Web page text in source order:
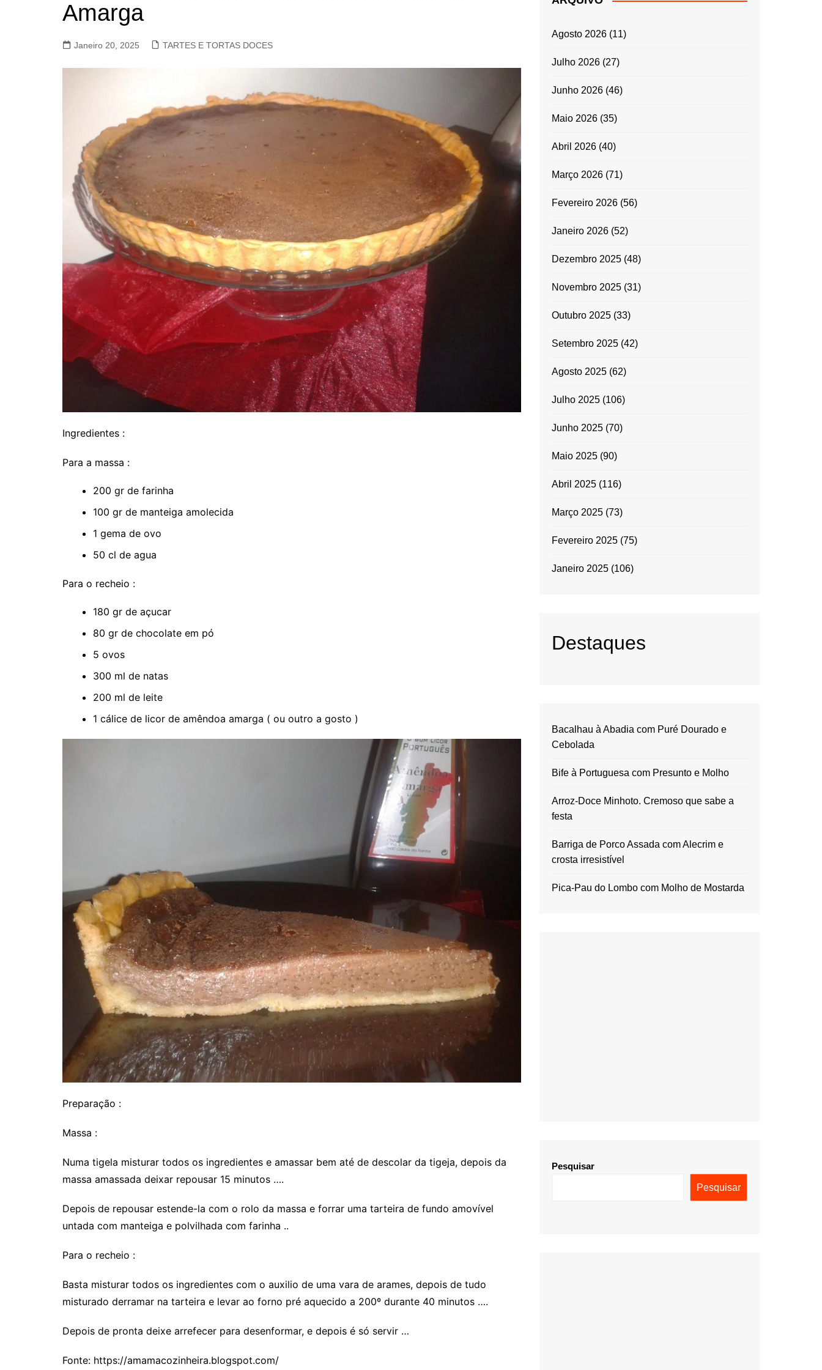
VACA, VITELA, NOVILHO
ENTRADAS E
GRATINADOS
MASSAS
TEMPEROS
MICRO-ONDAS
PORTUGUESA
Amarga
Janeiro 20, 2025 TARTES E TORTAS DOCES
Ingredientes :
Para a massa :
200 gr de farinha
100 gr de manteiga amolecida
1 gema de ovo
50 cl de agua
Para o recheio :
180 gr de açucar
80 gr de chocolate em pó
5 ovos
300 ml de natas
200 ml de leite
1 cálice de licor de amêndoa amarga ( ou outro a gosto )
Preparação :
Massa :
Numa tigela misturar todos os ingredientes e amassar bem até de descolar da tigeja, depois da
massa amassada deixar repousar 15 minutos ….
Depois de repousar estende-la com o rolo da massa e forrar uma tarteira de fundo amovível
untada com manteiga e polvilhada com farinha ..
Para o recheio :
Basta misturar todos os ingredientes com o auxilio de uma vara de arames, depois de tudo
misturado derramar na tarteira e levar ao forno pré aquecido a 200º durante 40 minutos ….
Depois de pronta deixe arrefecer para desenformar, e depois é só servir …
Fonte: https://amamacozinheira.blogspot.com/
Agosto 2026 (11)
Julho 2026 (27)
Junho 2026 (46)
Maio 2026 (35)
Abril 2026 (40)
Março 2026 (71)
Fevereiro 2026 (56)
Janeiro 2026 (52)
Dezembro 2025 (48)
Novembro 2025 (31)
Outubro 2025 (33)
Setembro 2025 (42)
Agosto 2025 (62)
Julho 2025 (106)
Junho 2025 (70)
Maio 2025 (90)
Abril 2025 (116)
Março 2025 (73)
Fevereiro 2025 (75)
Janeiro 2025 (106)
Destaques
Bacalhau à Abadia com Puré Dourado e
Cebolada
Bife à Portuguesa com Presunto e Molho
Arroz-Doce Minhoto. Cremoso que sabe a
festa
Barriga de Porco Assada com Alecrim e
crosta irresistível
Pica-Pau do Lombo com Molho de Mostarda
Pesquisar
Pesquisar